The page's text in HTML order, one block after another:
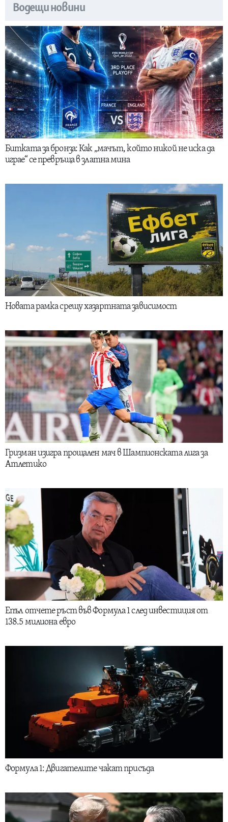
Водещи новини
Битката за бронза: Как „мачът, който никой не иска да
играе“ се превръща в златна мина
Новата рамка срещу хазартната зависимост
Гризман изигра прощален мач в Шампионската лига за
Атлетико
Епъл отчете ръст във Формула 1 след инвестиция от
138.5 милиона евро
Формула 1: Двигателите чакат присъда